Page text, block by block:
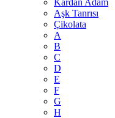
Kardan Adam
Aşk Tanrısı
Çikolata
A
B
C
D
E
F
G
H